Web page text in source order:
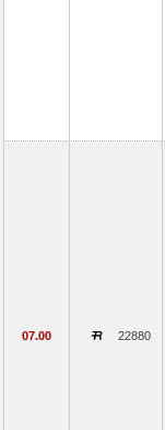
07.00 22880